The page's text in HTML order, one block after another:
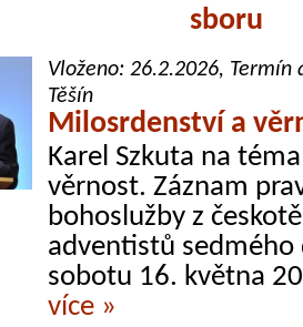
sboru
Vloženo:26.2.2026, Termín
Těšín
Milosrdenství a
Karel Szkuta na
věrnost. Záznam
bohoslužby z
adventistů
sobotu 16. května
více »